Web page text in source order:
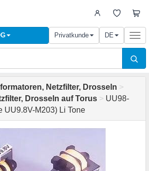
Privatkunde DE
Netzfilter, Drosseln >
Drosseln auf Torus > UU98-
UU9.8V-M203) Li Tone